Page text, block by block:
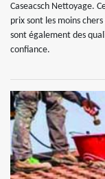
Caseacsch Nettoyage.
prix sont les moins
sont également des
confiance.